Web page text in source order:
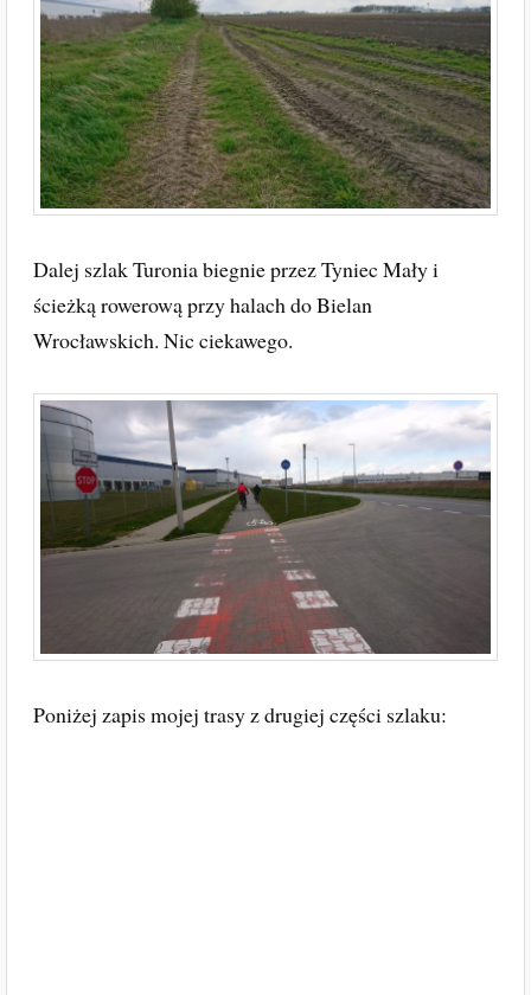
Dalej szlak Turonia biegnie przez Tyniec Mały i
ścieżką rowerową przy halach do Bielan
Wrocławskich. Nic ciekawego.
Poniżej zapis mojej trasy z drugiej części szlaku: